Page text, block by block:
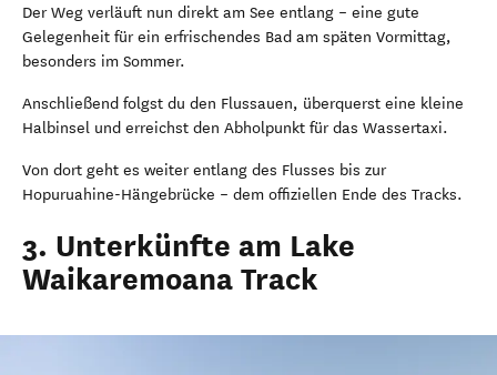
Der Weg verläuft nun direkt am See entlang – eine gute
Gelegenheit für ein erfrischendes Bad am späten Vormittag,
besonders im Sommer.
Anschließend folgst du den Flussauen, überquerst eine kleine
Halbinsel und erreichst den Abholpunkt für das Wassertaxi.
Von dort geht es weiter entlang des Flusses bis zur
Hopuruahine-Hängebrücke – dem offiziellen Ende des Tracks.
3. Unterkünfte am Lake
Waikaremoana Track